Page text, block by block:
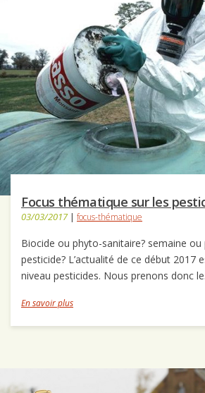
Focus thématique sur les
03/03/2017 | focus-thématique
Biocide ou phyto-sanitaire? semaine ou
pesticide? L’actualité de ce début 2017
niveau pesticides. Nous prenons donc
En savoir plus